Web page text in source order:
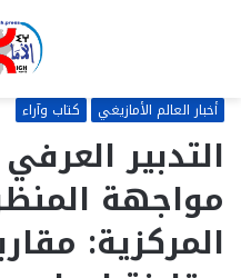
أخبار العالم الأمازيغي كتاب وآراء
التدبير
مواجهة
المركزية: